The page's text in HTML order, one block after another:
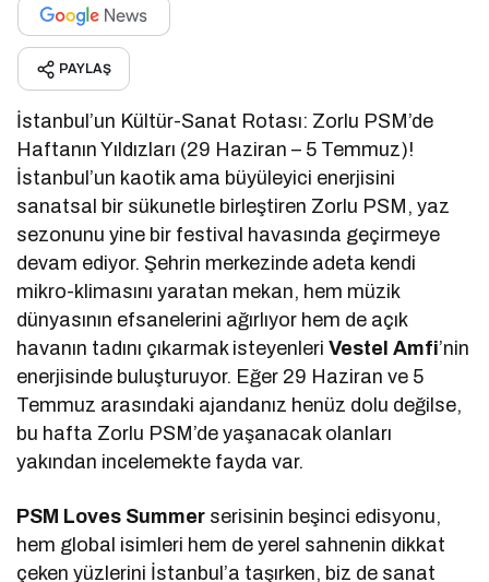
PAYLAŞ
İstanbul’un Kültür-Sanat Rotası: Zorlu PSM’de
Haftanın Yıldızları (29 Haziran – 5 Temmuz)!
İstanbul’un kaotik ama büyüleyici enerjisini
sanatsal bir sükunetle birleştiren Zorlu PSM, yaz
sezonunu yine bir festival havasında geçirmeye
devam ediyor. Şehrin merkezinde adeta kendi
mikro-klimasını yaratan mekan, hem müzik
dünyasının efsanelerini ağırlıyor hem de açık
havanın tadını çıkarmak isteyenleriVestel Amfi’nin
enerjisinde buluşturuyor. Eğer 29 Haziran ve 5
Temmuz arasındaki ajandanız henüz dolu değilse,
bu hafta Zorlu PSM’de yaşanacak olanları
yakından incelemekte fayda var.
PSM Loves Summer serisinin beşinci edisyonu,
hem global isimleri hem de yerel sahnenin dikkat
çeken yüzlerini İstanbul’a taşırken, biz de sanat